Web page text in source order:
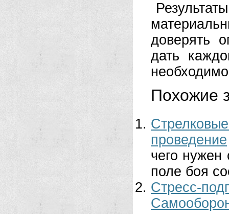
доверять
дать
Похожие
проведение
чего нужен
поле боя
Стресс-